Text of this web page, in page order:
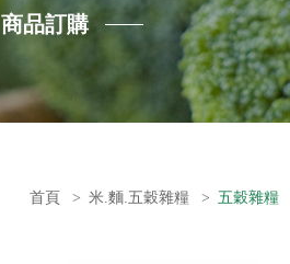
商品訂購
首頁 > 米.麵.五穀雜糧 > 五穀雜糧